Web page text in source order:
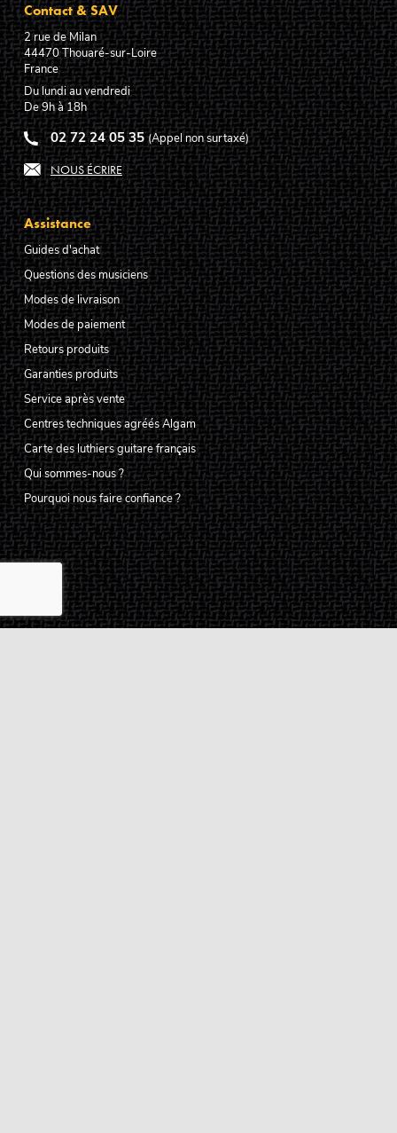
Contact & SAV
2 rue de Milan
44470Thouaré-sur-Loire
France
Du lundi au vendredi
De 9h à 18h
02 72 24 05 35 (Appel non surtaxé)
NOUS ÉCRIRE
Assistance
Guides d'achat
Questions des musiciens
Modes de livraison
Modes de paiement
Retours produits
Garanties produits
Service après vente
Centres techniques agréés Algam
Carte des luthiers guitare français
Qui sommes-nous ?
Pourquoi nous faire confiance ?